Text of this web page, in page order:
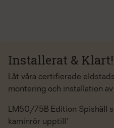
Installerat & Klart!
Låt våra certifierade
montering och installation
LM50/75B Edition Spishäll
kaminrör upptill*